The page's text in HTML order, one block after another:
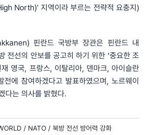
North)' 지역이라 부르는 전략적 요충지)
핀란드 국방부 장관은 핀란드 내
전선의 안보를 공고히 하기 위한 ‘중요한 조
재 영국, 프랑스, 이탈리아, 덴마크, 아이슬란
에 참여하겠다고 발표하였으며, 노르웨이
다는 의사를 밝혔다.
/ NATO / 북방 전선 방어력 강화